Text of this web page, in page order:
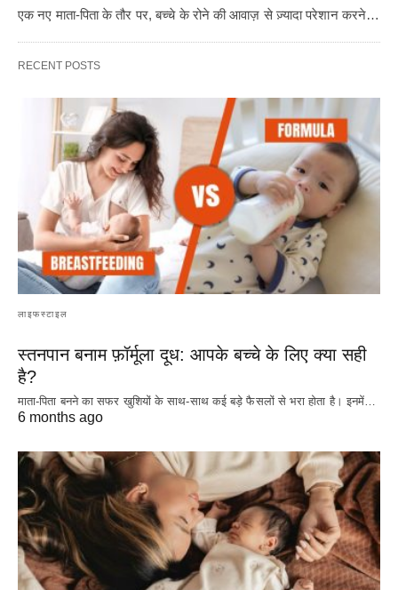
एक नए माता-पिता के तौर पर, बच्चे के रोने की आवाज़ से ज़्यादा परेशान करने…
RECENT POSTS
लाइफस्टाइल
स्तनपान बनाम फ़ॉर्मूला दूध: आपके बच्चे के लिए क्या सही
है?
माता-पिता बनने का सफर खुशियों के साथ-साथ कई बड़े फैसलों से भरा होता है। इनमें…
6 months ago